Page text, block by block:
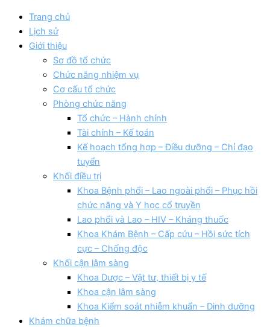
Trang chủ
Lịch sử
Giới thiệu
Sơ đồ tổ chức
Chức năng nhiệm vụ
Cơ cấu tổ chức
Phòng chức năng
Tổ chức – Hành chính
Tài chính – Kế toán
Kế hoạch tổng hợp – Điều dưỡng – Chỉ đạo
tuyển
Khối điều trị
Khoa Bệnh phổi – Lao ngoài phổi – Phục hồi
chức năng và Y học cổ truyền
Lao phổi và Lao – HIV – Kháng thuốc
Khoa Khám Bệnh – Cấp cứu – Hồi sức tích
cực – Chống độc
Khối cận lâm sàng
Khoa Dược – Vật tư, thiết bị y tế
Khoa cận lâm sàng
Khoa Kiểm soát nhiễm khuẩn – Dinh dưỡng
Khám chữa bệnh